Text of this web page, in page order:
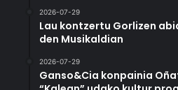
2026-07-29
Lau kontzertu Gorlizen
den Musikaldian
2026-07-29
Ganso&Cia konpainia